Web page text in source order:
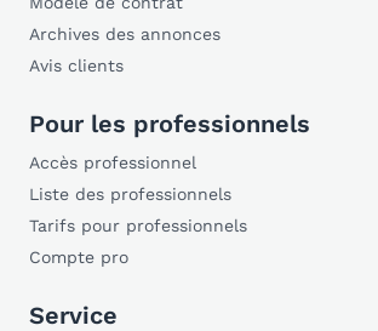
Archives des annonces
Avis clients
Pour les professionnels
Accès professionnel
Liste des professionnels
Tarifs pour professionnels
Compte pro
Service